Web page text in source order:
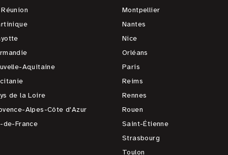
Aquitaine
de la Loire
Alpes-Côte d'Azur
de-France
Montpellier
Nantes
Nice
Orléans
Paris
Reims
Rennes
Rouen
Saint-Étienne
Strasbourg
Toulon